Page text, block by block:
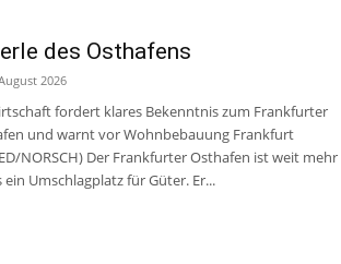
des Osthafens
2026
fordert klares Bekenntnis zum Frankfurter
und warnt vor Wohnbebauung Frankfurt
NORSCH) Der Frankfurter Osthafen ist weit mehr
ein Umschlagplatz für Güter. Er...